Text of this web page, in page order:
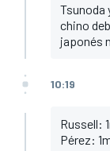
Tsunoda
chino
japonés
10:19
Russell:
Pérez: